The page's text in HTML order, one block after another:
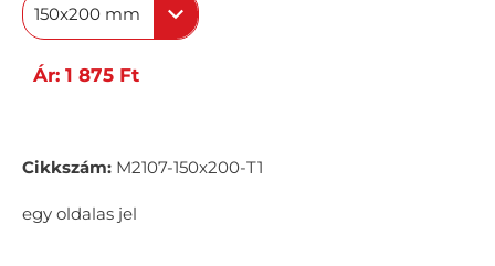
150x200 mm
Ár: 1 875 Ft
Cikkszám: M2107-150x200-T1
egy oldalas jel